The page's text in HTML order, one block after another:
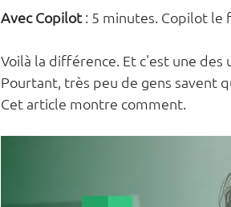
Avec Copilot : 5 minutes. Copilot le
Voilà la différence. Et c'est une des
Pourtant, très peu de gens savent
Cet article montre comment.